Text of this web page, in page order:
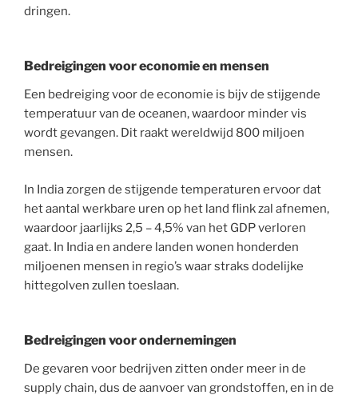
dringen.
Bedreigingen voor economie en mensen
Een bedreiging voor de economie is bijv de stijgende
temperatuur van de oceanen, waardoor minder vis
wordt gevangen. Dit raakt wereldwijd 800 miljoen
mensen.
In India zorgen de stijgende temperaturen ervoor dat
het aantal werkbare uren op het land flink zal afnemen,
waardoor jaarlijks 2,5 – 4,5% van het GDP verloren
gaat. In India en andere landen wonen honderden
miljoenen mensen in regio’s waar straks dodelijke
hittegolven zullen toeslaan.
Bedreigingen voor ondernemingen
De gevaren voor bedrijven zitten onder meer in de
supply chain, dus de aanvoer van grondstoffen, en in de